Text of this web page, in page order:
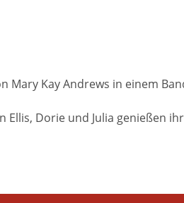
Mary Kay Andrews in einem
Ellis, Dorie und Julia genießen